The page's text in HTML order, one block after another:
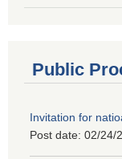
Public
Invitation for
Post date: 02/24/